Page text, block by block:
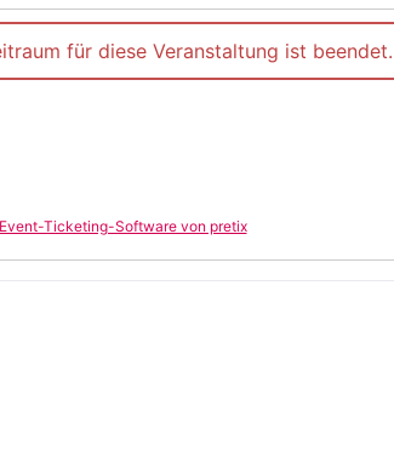
für diese Veranstaltung ist beendet.
Event-Ticketing-Software von pretix